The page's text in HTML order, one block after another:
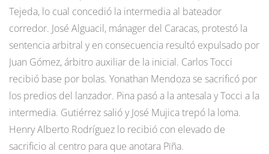
Tejeda, lo cual concedió la intermedia al bateador
corredor. José Alguacil, mánager del Caracas, protestó la
sentencia arbitral y en consecuencia resultó expulsado por
Juan Gómez, árbitro auxiliar de la inicial. Carlos Tocci
recibió base por bolas. Yonathan Mendoza se sacrificó por
los predios del lanzador. Pina pasó a la antesala y Tocci a la
intermedia. Gutiérrez salió y José Mujica trepó la loma.
Henry Alberto Rodríguez lo recibió con elevado de
sacrificio al centro para que anotara Pïña.